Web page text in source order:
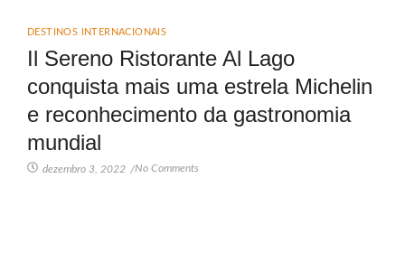
DESTINOS INTERNACIONAIS
Il Sereno Ristorante Al Lago
conquista mais uma estrela Michelin
e reconhecimento da gastronomia
mundial
dezembro 3, 2022 /No Comments